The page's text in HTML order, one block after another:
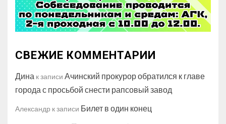
СВЕЖИЕ КОММЕНТАРИИ
Дина к записи Ачинский прокурор обратился к главе
города с просьбой снести рапсовый завод
Александр к записи Билет в один конец